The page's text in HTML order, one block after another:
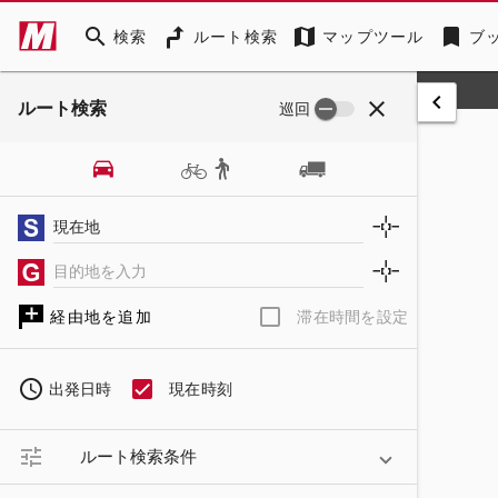
search 検索 ルート検索 map マップツール bookmark ブ
ルート検索 巡回 close
現在地
目的地を入力
経由地を追加 滞在時間を設定
access_time 出発日時 現在時刻
tune ルート検索条件
keyboard_arrow_left